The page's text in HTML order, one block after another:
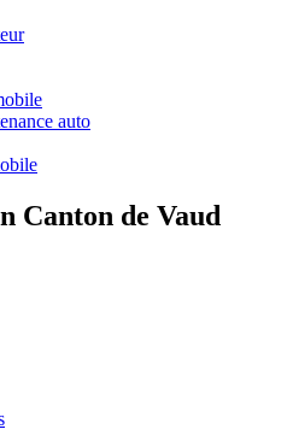
auto
Canton de Vaud